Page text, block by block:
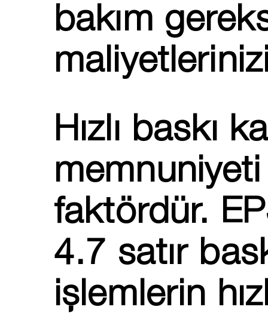
bakım
Hızlı baskı
memnuniyeti
faktördür.
4.7 satır
işlemlerin